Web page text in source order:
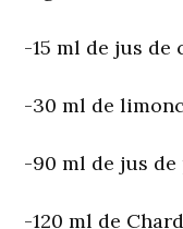
-15 ml de jus de
-30 ml de
-90 ml de jus de
-120 ml de